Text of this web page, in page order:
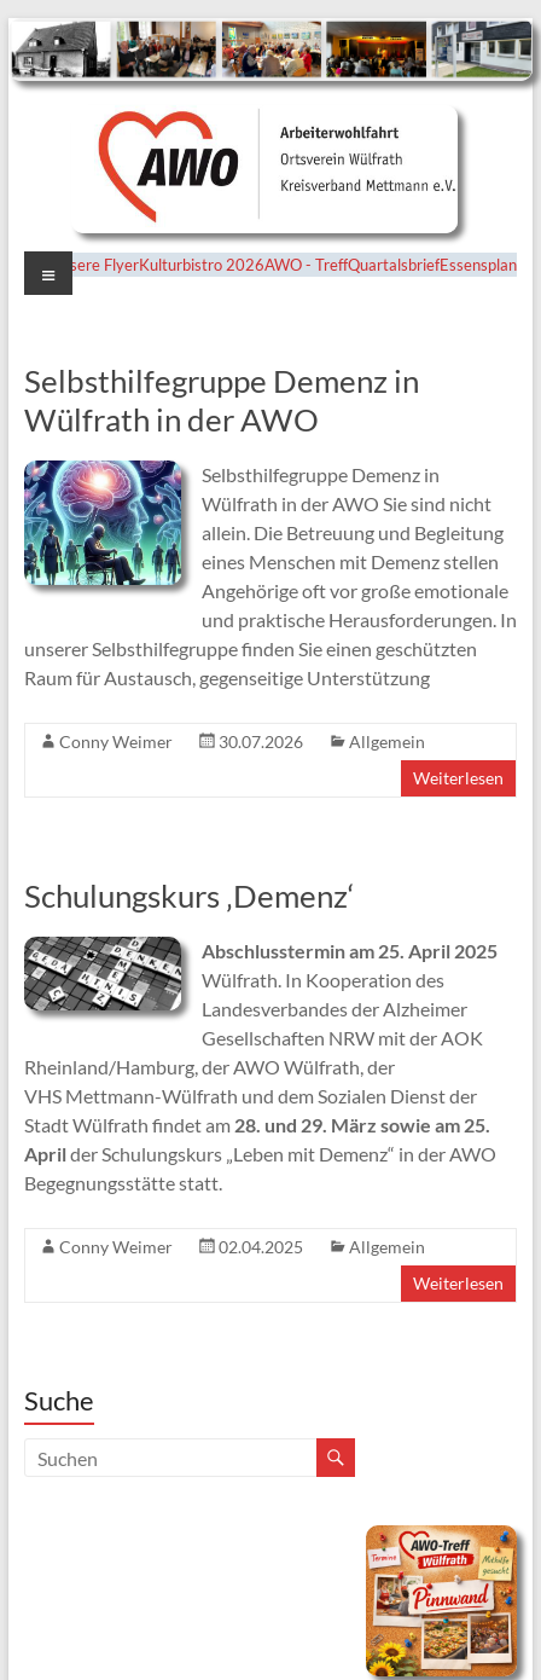
Ortsverein
Wülfrath
Unsere FlyerKulturbistro 2026AWO - TreffQuartalsbriefEssensplan
Menü
Selbsthilfegruppe Demenz in
Wülfrath in der AWO
Selbsthilfegruppe Demenz in
Wülfrath in der AWO Sie sind nicht
allein. Die Betreuung und Begleitung
eines Menschen mit Demenz stellen
Angehörige oft vor große emotionale
und praktische Herausforderungen. In
unserer Selbsthilfegruppe finden Sie einen geschützten
Raum für Austausch, gegenseitige Unterstützung
Conny Weimer 30.07.2026
Allgemein
Weiterlesen
Schulungskurs ‚Demenz‘
Abschlusstermin am 25. April 2025
Wülfrath. In Kooperation des
Landesverbandes der Alzheimer
Gesellschaften NRW mit der AOK
Rheinland/Hamburg, der AWO Wülfrath, der
VHS Mettmann-Wülfrath und dem Sozialen Dienst der
Stadt Wülfrath findet am 28. und 29. März sowie am 25.
Aprilder Schulungskurs „Leben mit Demenz“ in der AWO
Begegnungsstätte statt.
Conny Weimer 02.04.2025
Allgemein
Weiterlesen
Suche